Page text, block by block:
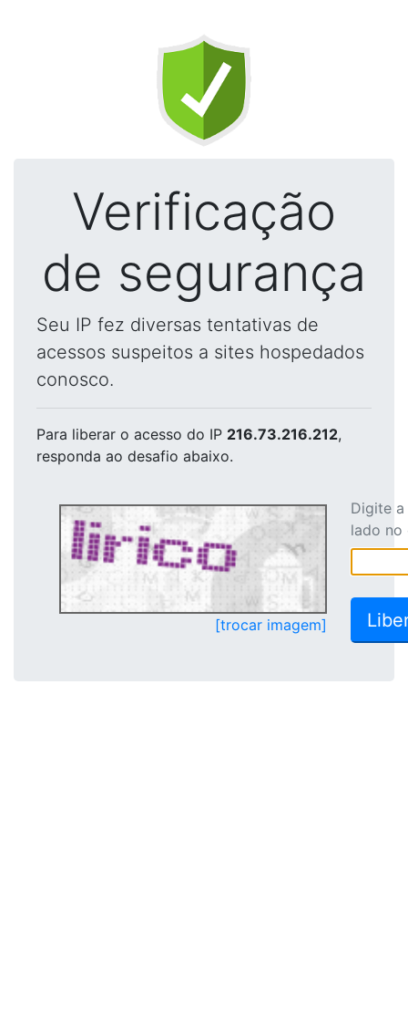
Verificação
de segurança
Seu IP fez diversas tentativas de
acessos suspeitos a sites hospedados
conosco.
Para liberar o acesso do IP 216.73.216.212,
responda ao desafio abaixo.
[trocar imagem]
Digite
lado no